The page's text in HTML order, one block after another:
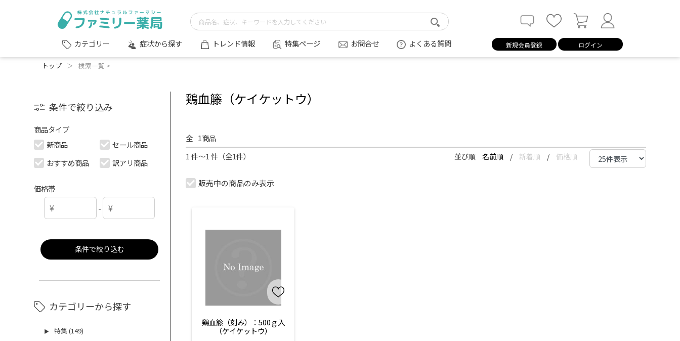
カテゴリー 症状から探す トレンド情報 特集ページ お問合せ よくある質問 新規会員登録 ログイン
トップ ＞ 検索一覧 >
条件で絞り込み
商品タイプ
新商品
セール商品
おすすめ商品
訳アリ商品
価格帯
-
条件で絞り込む
カテゴリーから探す
▶ 特集 (149)
鶏血籐（ケイケットウ）
全 1商品
1 件～1 件（全1件）
並び順 名前順 / 新着順 / 価格順
販売中の商品のみ表示
鶏血籐（刻み）：500ｇ入
（ケイケットウ）